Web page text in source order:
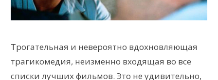
Трогательная и невероятно вдохновляющая
трагикомедия, неизменно входящая во все
списки лучших фильмов. Это не удивительно,